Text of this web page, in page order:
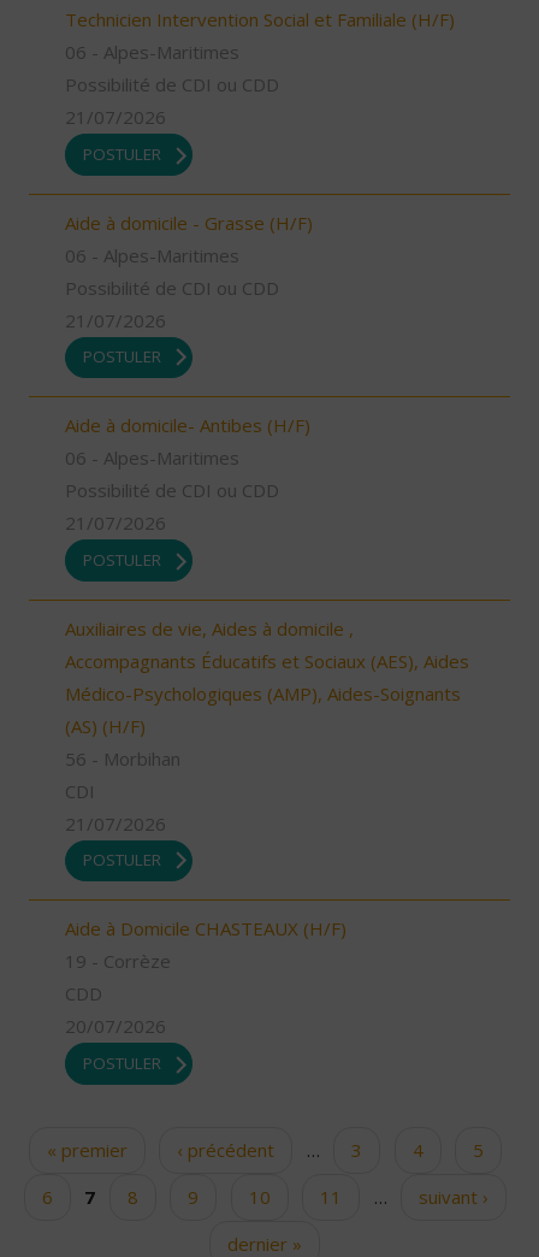
Technicien Intervention Social et Familiale (H/F)
06 - Alpes-Maritimes
Possibilité de CDI ou CDD
21/07/2026
POSTULER
Aide à domicile - Grasse (H/F)
06 - Alpes-Maritimes
Possibilité de CDI ou CDD
21/07/2026
POSTULER
Aide à domicile- Antibes (H/F)
06 - Alpes-Maritimes
Possibilité de CDI ou CDD
21/07/2026
POSTULER
Auxiliaires de vie, Aides à domicile ,
Accompagnants Éducatifs et Sociaux (AES), Aides
Médico-Psychologiques (AMP), Aides-Soignants
(AS) (H/F)
56 - Morbihan
CDI
21/07/2026
POSTULER
Aide à Domicile CHASTEAUX (H/F)
19 - Corrèze
CDD
20/07/2026
POSTULER
Pages« premier ‹ précédent … 3 4
5
6
7 8 9 10 11 …
suivant ›
dernier »